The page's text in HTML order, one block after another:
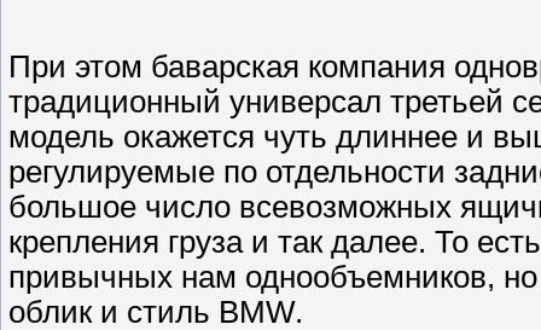
При этом баварская компания
традиционный универсал третьей
модель окажется чуть длиннее и
регулируемые по отдельности
большое число всевозможных
крепления груза и так далее. То
привычных нам однообъемников,
облик и стиль BMW.